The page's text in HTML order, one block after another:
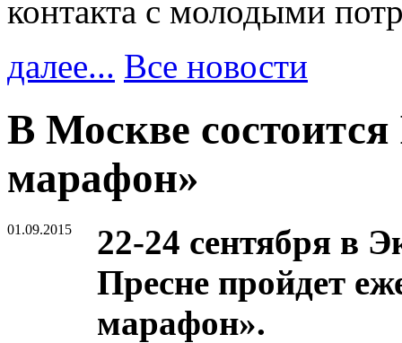
контакта с молодыми
далее... Все новости
В Москве
марафон»
01.09.2015
22-24 сентября в
Пресне пройдет
марафон».